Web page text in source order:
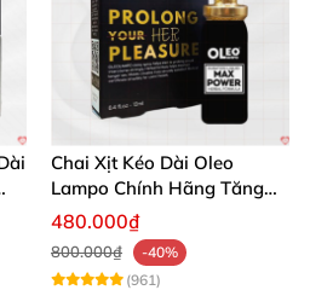
Chai Xịt Kéo Dài Oleo
Lampo Chính Hãng Tăng
Cường Sức Mạnh Nam
480.000₫
800.000₫
-40%
(961)